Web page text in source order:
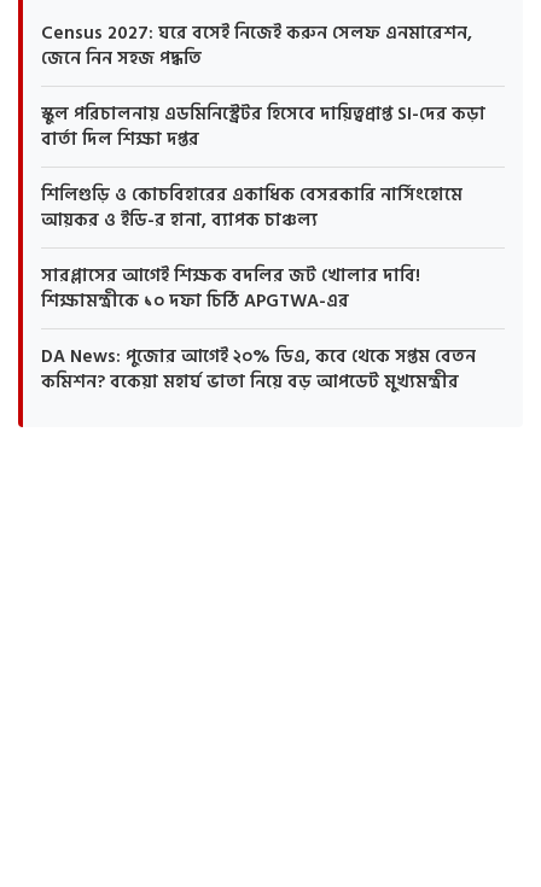
Census 2027: ঘরে বসেই নিজেই করুন সেলফ এনমারেশন,
জেনে নিন সহজ পদ্ধতি
স্কুল পরিচালনায় এডমিনিস্ট্রেটর হিসেবে দায়িত্বপ্রাপ্ত SI-দের কড়া
বার্তা দিল শিক্ষা দপ্তর
শিলিগুড়ি ও কোচবিহারের একাধিক বেসরকারি নার্সিংহোমে
আয়কর ও ইডি-র হানা, ব্যাপক চাঞ্চল্য
সারপ্লাসের আগেই শিক্ষক বদলির জট খোলার দাবি!
শিক্ষামন্ত্রীকে ১০ দফা চিঠি APGTWA-এর
DA News: পুজোর আগেই ২০% ডিএ, কবে থেকে সপ্তম বেতন
কমিশন? বকেয়া মহার্ঘ ভাতা নিয়ে বড় আপডেট মুখ্যমন্ত্রীর